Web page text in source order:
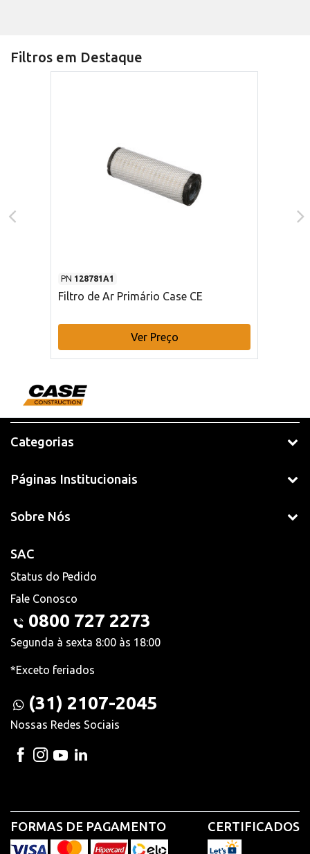
Filtros em Destaque
PN 128781A1
Filtro de Ar Primário Case CE
Ver Preço
Categorias
Páginas Institucionais
Sobre Nós
SAC
Status do Pedido
Fale Conosco
0800 727 2273
Segunda à sexta 8:00 às 18:00
*Exceto feriados
(31) 2107-2045
Nossas Redes Sociais
FORMAS DE PAGAMENTO CERTIFICADOS